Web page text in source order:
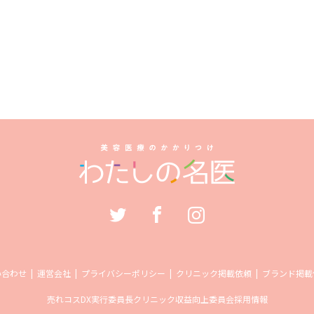
わせ 運営会社 プライバシーポリシー クリニック掲載依頼 ブランド掲
売れコスDX実行委員長クリニック収益向上委員会採用情報